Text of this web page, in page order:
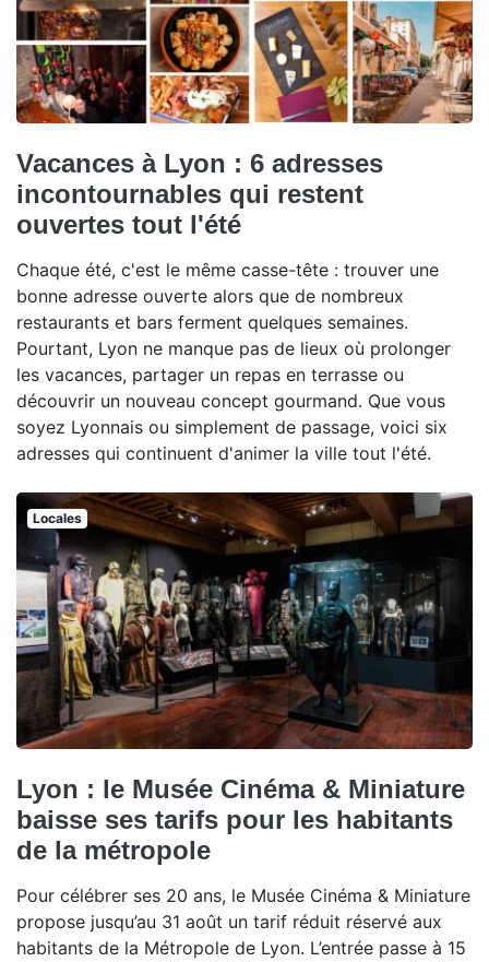
Vacances à Lyon : 6 adresses
incontournables qui restent
ouvertes tout l'été
Chaque été, c'est le même casse-tête : trouver une
bonne adresse ouverte alors que de nombreux
restaurants et bars ferment quelques semaines.
Pourtant, Lyon ne manque pas de lieux où prolonger
les vacances, partager un repas en terrasse ou
découvrir un nouveau concept gourmand. Que vous
soyez Lyonnais ou simplement de passage, voici six
adresses qui continuent d'animer la ville tout l'été.
Locales
Lyon : le Musée Cinéma & Miniature
baisse ses tarifs pour les habitants
de la métropole
Pour célébrer ses 20 ans, le Musée Cinéma & Miniature
propose jusqu’au 31 août un tarif réduit réservé aux
habitants de la Métropole de Lyon. L’entrée passe à 15